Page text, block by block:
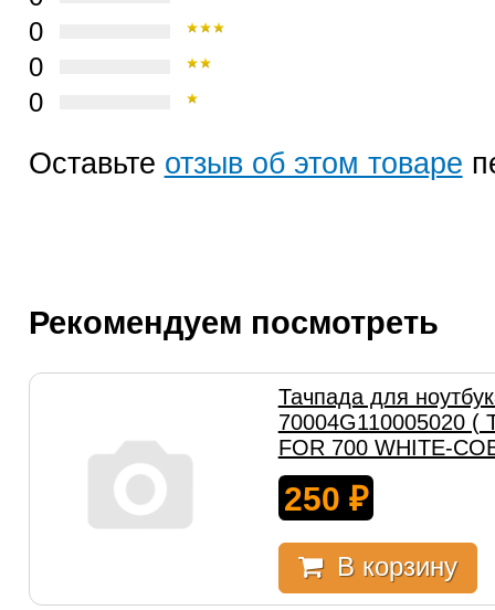
0
0
0
Оставьте отзыв об этом товаре
Рекомендуем посмотреть
Тачпада для
70004G110005020 (
FOR 700 WHITE-
250 ₽
В корзину